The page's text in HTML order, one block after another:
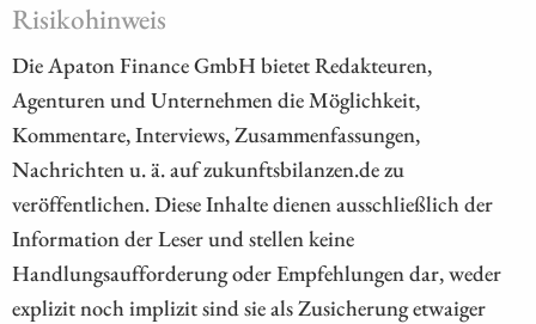
Risikohinweis
Die Apaton Finance GmbH bietet Redakteuren,
Agenturen und Unternehmen die Möglichkeit,
Kommentare, Interviews, Zusammenfassungen,
Nachrichten u. ä. auf zukunftsbilanzen.de zu
veröffentlichen. Diese Inhalte dienen ausschließlich der
Information der Leser und stellen keine
Handlungsaufforderung oder Empfehlungen dar, weder
explizit noch implizit sind sie als Zusicherung etwaiger